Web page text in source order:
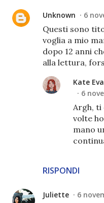
Unknown 6
Questi sono
voglia a mio
dopo 12 anni
alla lettura,
RISPONDI
Kate
6
Argh, ti
volte
mano
Juliette 6